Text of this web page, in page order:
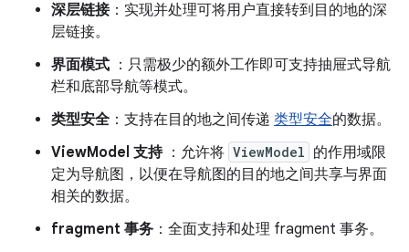
深层链接：实现并处理可将用户直接转到目的地的深
层链接。
界面模式 ：只需极少的额外工作即可支持抽屉式导航
栏和底部导航等模式。
类型安全 ：支持在目的地之间传递 类型安全的数据。
ViewModel 支持：允许将 ViewModel 的作用域限
定为导航图，以便在导航图的目的地之间共享与界面
相关的数据。
fragment 事务 ：全面支持和处理 fragment 事务。